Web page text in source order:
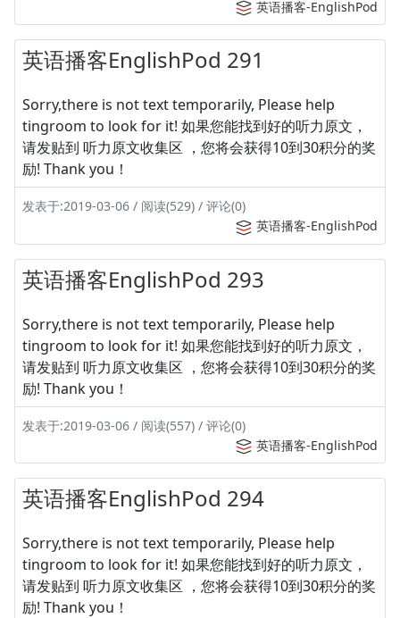
英语播客-EnglishPod
英语播客EnglishPod 291
Sorry,there is not text temporarily, Please help
tingroom to look for it! 如果您能找到好的听力原文，
请发贴到 听力原文收集区 ，您将会获得10到30积分的奖
励! Thank you！
发表于:2019-03-06 / 阅读(529) / 评论(0)
英语播客-EnglishPod
英语播客EnglishPod 293
Sorry,there is not text temporarily, Please help
tingroom to look for it! 如果您能找到好的听力原文，
请发贴到 听力原文收集区 ，您将会获得10到30积分的奖
励! Thank you！
发表于:2019-03-06 / 阅读(557) / 评论(0)
英语播客-EnglishPod
英语播客EnglishPod 294
Sorry,there is not text temporarily, Please help
tingroom to look for it! 如果您能找到好的听力原文，
请发贴到 听力原文收集区 ，您将会获得10到30积分的奖
励! Thank you！